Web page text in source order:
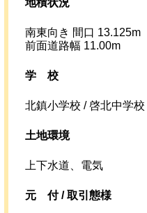
地積状況
南東向き 間口 13.125m
前面道路幅 11.00m
学校
北鎮小学校 / 啓北中学校
土地環境
上下水道、電気
元 付 /取引態様